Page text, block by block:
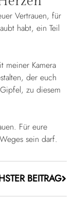
Vertrauen, für
habt, ein Teil
meiner Kamera
der euch
zu diesem
Für eure
sein darf.
BEITRAG